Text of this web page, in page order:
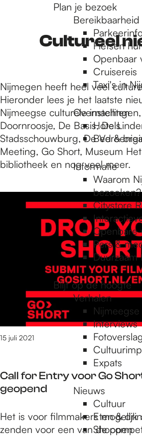
Plan je bezoek
Bereikbaarheid
Fietsen
Openbaar
Cruisereis
Taxi's in
Overnachten
Hotels
Bed &
Informatie
Waarom
bezoeken?
Citystore
Openbare
Pers &
Duurzaam
Blijf op de hoogte
Verhalen
Interviews
Expats
Nieuws
Cultuur
Eten &
Shoppen
Cultureel
Nijmegen heeft heel veel
Hieronder lees je het laatste
Nijmeegse culturele
Doornroosje, De Basis, De
Stadsschouwburg, De
Meeting, Go Short, Museum
bibliotheek en nog veel meer.
1
v
1
1
9
r
Call for Entry voor Go
geopend
15 juli 2021
C
a
Het is voor filmmakers
zenden voor een van de